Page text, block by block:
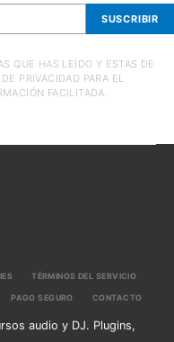
SUSCRIBIR
QUE HAS LEÍDO Y ESTAS DE
PRIVACIDAD PARA EL
FACILITADA.
TÉRMINOS DEL SERVICIO
PAGO SEGURO CONTACTO
audio y DJ. Plugins,